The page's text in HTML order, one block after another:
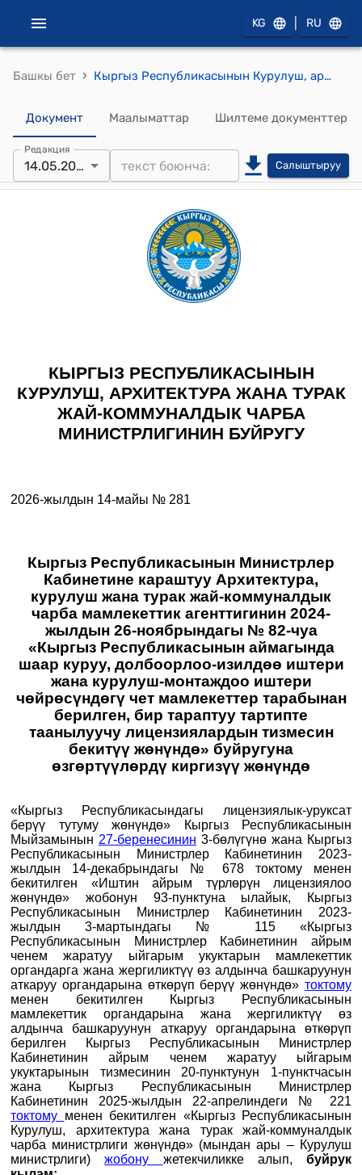
KG RU
Башкы бет › Кыргыз Республикасынын Курулуш, архитектура жана турак жай-коммуналдык чарба министрлигинин 2026-жылдын 14-майындагы № 281 "Кыргыз Республикасынын Министрлер Кабинетине караштуу Архитектура, курулуш жана турак жай-коммуналдык чарба мамлекеттик агенттигинин 2024-жылдын 26-ноябрындагы № 82-чуа «Кыргыз Республикасынын аймагында шаар куруу, долбоорлоо-изилдөө иштери жана курулуш-монтаждоо иштери чөйрөсүндөгү чет мамлекеттер тарабынан берилген, бир тараптуу тартипте таанылуучу лицензиялардын тизмесин бекитүү жөнүндө» буйругуна өзгөртүүлөрдү киргизүү жөнүндө" буйругу
Документ Маалыматтар Шилтеме документтер
Редакция
14.05.2026 Салыштыруу